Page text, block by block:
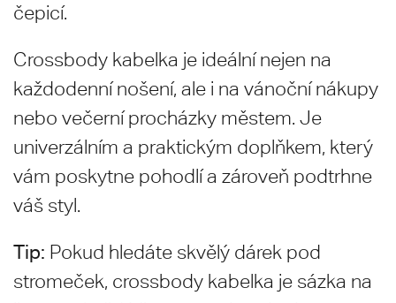
čepicí.
Crossbody kabelka je ideální nejen na
každodenní nošení, ale i na vánoční nákupy
nebo večerní procházky městem. Je
univerzálním a praktickým doplňkem, který
vám poskytne pohodlí a zároveň podtrhne
váš styl.
Tip: Pokud hledáte skvělý dárek pod
stromeček, crossbody kabelka je sázka na